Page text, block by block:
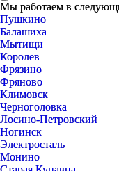
Мы работаем в
Пушкино
Балашиха
Мытищи
Королев
Фрязино
Фряново
Климовск
Черноголовка
Лосино-Петровский
Ногинск
Электросталь
Монино